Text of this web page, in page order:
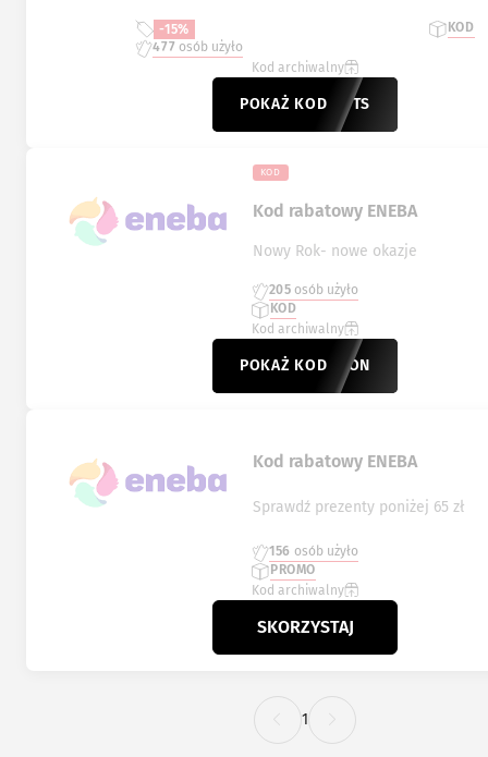
-15%
477 osób użyło
KOD
Kod archiwalny
POKAŻ KODMOREPTS
KOD
Kod rabatowy ENEBA
Nowy Rok- nowe okazje
205 osób użyło
KOD
Kod archiwalny
POKAŻ KODDRAGON
Kod rabatowy ENEBA
Sprawdź prezenty poniżej 65 zł
156 osób użyło
PROMO
Kod archiwalny
SKORZYSTAJ
1